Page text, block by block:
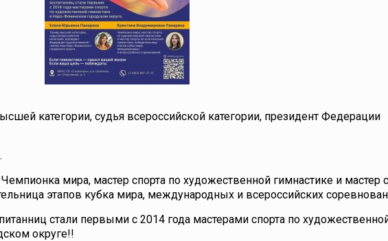
категории, судья всероссийской категории, президент Федерации
мира, мастер спорта по художественной гимнастике и мастер
этапов кубка мира, международных и всероссийских
стали первыми с 2014 года мастерами спорта по
округе!!